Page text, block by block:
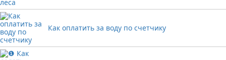
Как оплатить за воду по счетчику